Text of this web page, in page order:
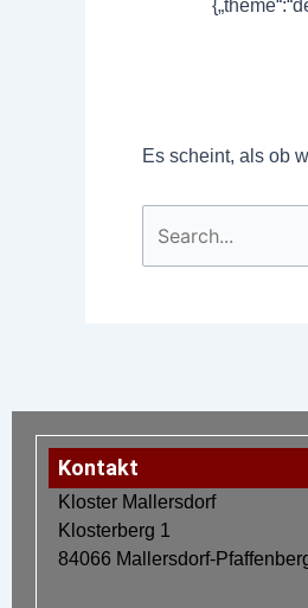
Es scheint, als ob
Kontakt
Kloster Mallersdorf
Klosterberg 1
84066 Mallersdorf-